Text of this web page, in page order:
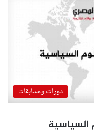
دورات ومسابقات
السياسية